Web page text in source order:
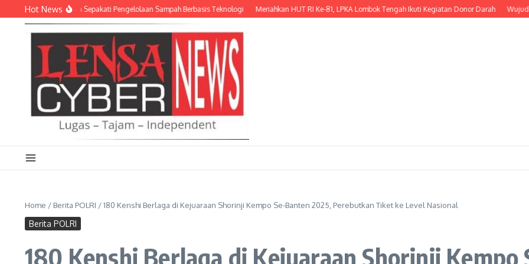
Lewati ke konten
Hot News
Empat Pemda Sepakati Pengelolaan Sampah Berbasis Teknologi Meriahkan HUT RI Ke-81, LPKA Lombok Tengah Ikuti Kegiatan Donor Darah Wujud
Home / Berita POLRI /180 Kenshi Berlaga di Kejuaraan Shorinji Kempo Se-Banten 2025, Perebutkan Tiket ke Level Nasional
Berita POLRI
180 Kenshi Berlaga di Kejuaraan Shorinji Kempo